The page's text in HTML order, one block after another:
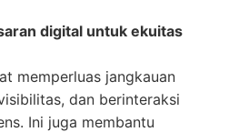
digital untuk ekuitas
memperluas jangkauan
dan berinteraksi
Ini juga membantu